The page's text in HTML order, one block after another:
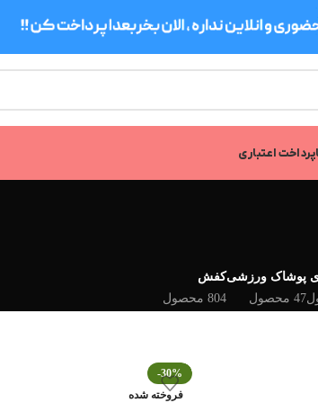
پرداخت اعتباری
پوشاک ورزشی
47 محصول
کفش
804 محصول
-30%
فروخته شده